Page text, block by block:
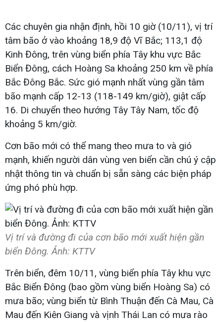
Các chuyên gia nhận định, hồi 10 giờ (10/11), vị trí
tâm bão ở vào khoảng 18,9 độ Vĩ Bắc; 113,1 độ
Kinh Đông, trên vùng biển phía Tây khu vực Bắc
Biển Đông, cách Hoàng Sa khoảng 250 km về phía
Bắc Đông Bắc. Sức gió mạnh nhất vùng gần tâm
bão mạnh cấp 12-13 (118-149 km/giờ), giật cấp
16. Di chuyển theo hướng Tây Tây Nam, tốc độ
khoảng 5 km/giờ.
Cơn bão mới có thể mang theo mưa to và gió
mạnh, khiến người dân vùng ven biển cần chú ý cập
nhật thông tin và chuẩn bị sẵn sàng các biện pháp
ứng phó phù hợp.
Vị trí và đường đi của cơn bão mới xuất hiện gần
biển Đông. Ảnh: KTTV
Trên biển, đêm 10/11, vùng biển phía Tây khu vực
Bắc Biển Đông (bao gồm vùng biển Hoàng Sa) có
mưa bão; vùng biển từ Bình Thuận đến Cà Mau, Cà
Mau đến Kiên Giang và vịnh Thái Lan có mưa rào